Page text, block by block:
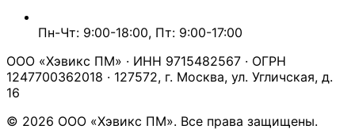
Пн-Чт: 9:00-18:00, Пт: 9:00-17:00
ООО «Хэвикс ПМ» · ИНН 9715482567 · ОГРН
1247700362018 · 127572, г. Москва, ул. Угличская, д.
16
© 2026 ООО «Хэвикс ПМ». Все права защищены.